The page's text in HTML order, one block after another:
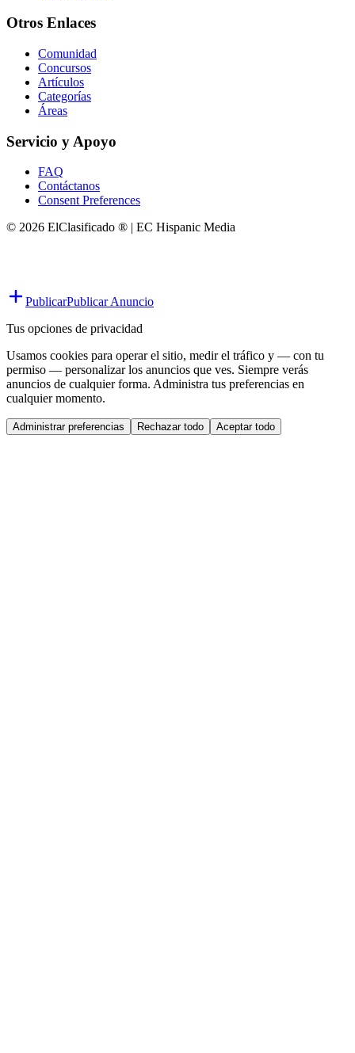
Otros Enlaces
Comunidad
Concursos
Artículos
Categorías
Áreas
Servicio y Apoyo
FAQ
Contáctanos
Consent Preferences
© 2026 ElClasificado ® | EC Hispanic Media
PublicarPublicar Anuncio
Tus opciones de privacidad
Usamos cookies para operar el sitio, medir el tráfico y — con tu
permiso — personalizar los anuncios que ves. Siempre verás
anuncios de cualquier forma. Administra tus preferencias en
cualquier momento.
Administrar preferencias Rechazar todo Aceptar todo